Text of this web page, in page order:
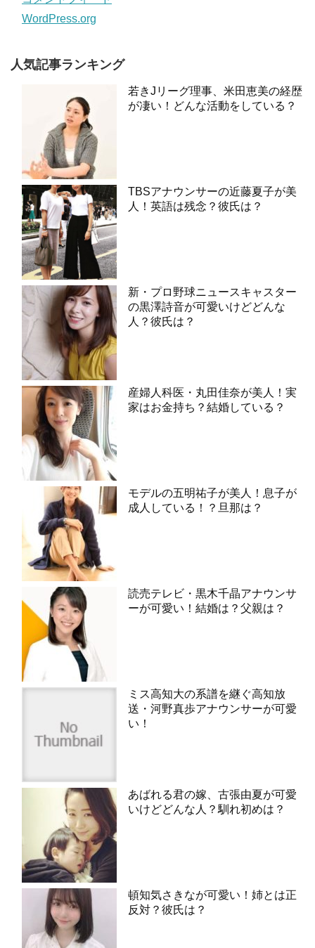
WordPress.org
人気記事ランキング
若きJリーグ理事、米田恵美の経歴
が凄い！どんな活動をしている？
TBSアナウンサーの近藤夏子が美
人！英語は残念？彼氏は？
新・プロ野球ニュースキャスター
の黒澤詩音が可愛いけどどんな
人？彼氏は？
産婦人科医・丸田佳奈が美人！実
家はお金持ち？結婚している？
モデルの五明祐子が美人！息子が
成人している！？旦那は？
読売テレビ・黒木千晶アナウンサ
ーが可愛い！結婚は？父親は？
ミス高知大の系譜を継ぐ高知放
送・河野真歩アナウンサーが可愛
い！
あばれる君の嫁、古張由夏が可愛
いけどどんな人？馴れ初めは？
頓知気さきなが可愛い！姉とは正
反対？彼氏は？